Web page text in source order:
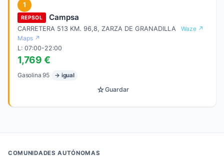
1
REPSOL Campsa
CARRETERA 513 KM. 96,8, ZARZA DE GRANADILLA
Waze ↗
Maps ↗
L: 07:00-22:00
1,769 €
Gasolina 95 → igual
☆Guardar
COMUNIDADES AUTÓNOMAS